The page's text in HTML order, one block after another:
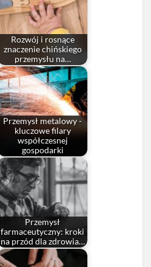
Rozwój i rosnące
znaczenie chińskiego
przemysłu na…
Przemysł metalowy -
kluczowe filary
współczesnej
gospodarki
Przemysł
farmaceutyczny: kroki
na przód dla zdrowia…